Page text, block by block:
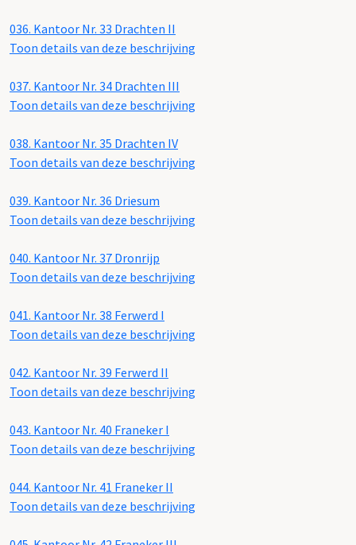
036. Kantoor Nr. 33 Drachten II
Toon details van deze beschrijving
037. Kantoor Nr. 34 Drachten III
Toon details van deze beschrijving
038. Kantoor Nr. 35 Drachten IV
Toon details van deze beschrijving
039. Kantoor Nr. 36 Driesum
Toon details van deze beschrijving
040. Kantoor Nr. 37 Dronrijp
Toon details van deze beschrijving
041. Kantoor Nr. 38 Ferwerd I
Toon details van deze beschrijving
042. Kantoor Nr. 39 Ferwerd II
Toon details van deze beschrijving
043. Kantoor Nr. 40 Franeker I
Toon details van deze beschrijving
044. Kantoor Nr. 41 Franeker II
Toon details van deze beschrijving